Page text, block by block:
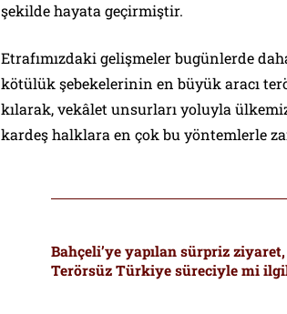
şekilde hayata geçirmiştir.
Etrafımızdaki gelişmeler bugünlerde
kötülük şebekelerinin en büyük aracı
kılarak, vekâlet unsurları yoluyla
kardeş halklara en çok bu yöntemlerle
Bahçeli’ye yapılan sürpriz ziyaret,
Terörsüz Türkiye süreciyle mi